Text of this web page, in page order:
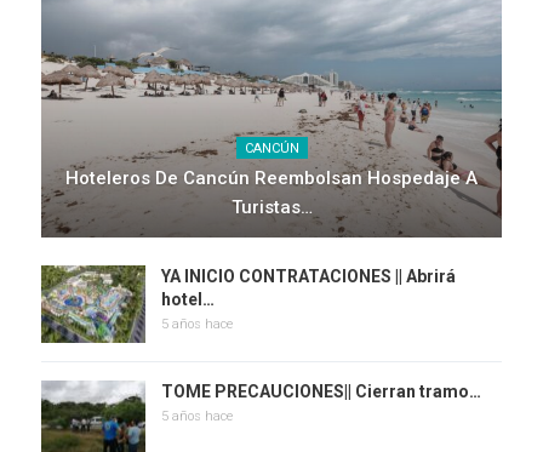
CANCÚN
Hoteleros De Cancún Reembolsan Hospedaje A
Turistas…
YA INICIO CONTRATACIONES || Abrirá
hotel…
5 años hace
TOME PRECAUCIONES|| Cierran tramo…
5 años hace